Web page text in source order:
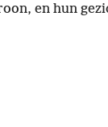
en hun